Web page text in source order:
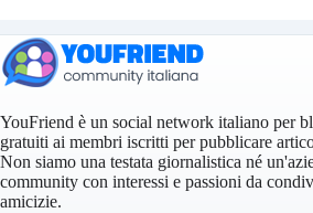
YouFriend è un social network italiano per
gratuiti ai membri iscritti per pubblicare
Non siamo una testata giornalistica né
community con interessi e passioni da
amicizie.